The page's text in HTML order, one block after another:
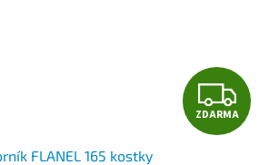
Z
D
ZDARMA
FLANEL 165 kostky